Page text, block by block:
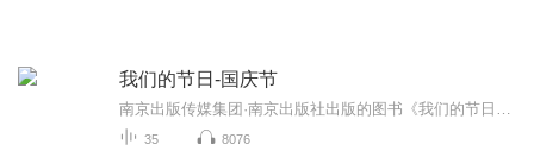
我们的节日-国庆节
35 8076